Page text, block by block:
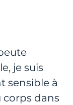
je suis
sensible à
dans